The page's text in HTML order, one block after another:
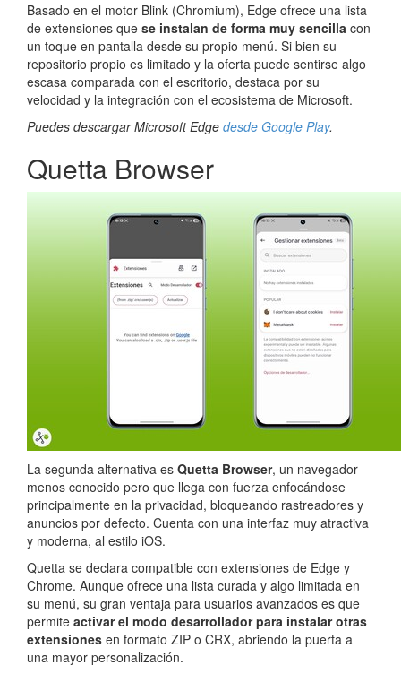
Basado en el motor Blink (Chromium), Edge ofrece una lista
de extensiones que se instalan de forma muy sencilla con
un toque en pantalla desde su propio menú. Si bien su
repositorio propio es limitado y la oferta puede sentirse algo
escasa comparada con el escritorio, destaca por su
velocidad y la integración con el ecosistema de Microsoft.
Puedes descargar Microsoft Edge desde Google Play.
Quetta Browser
La segunda alternativa es Quetta Browser, un navegador
menos conocido pero que llega con fuerza enfocándose
principalmente en la privacidad, bloqueando rastreadores y
anuncios por defecto. Cuenta con una interfaz muy atractiva
y moderna, al estilo iOS.
Quetta se declara compatible con extensiones de Edge y
Chrome. Aunque ofrece una lista curada y algo limitada en
su menú, su gran ventaja para usuarios avanzados es que
permite activar el modo desarrollador para instalar otras
extensiones en formato ZIP o CRX, abriendo la puerta a
una mayor personalización.